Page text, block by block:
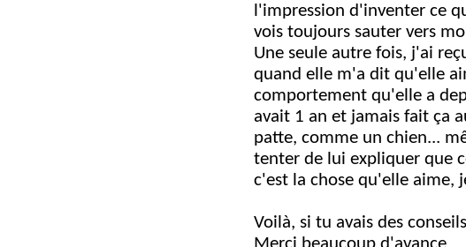
l'impression d'inventer ce
vois toujours sauter vers
Une seule autre fois, j'ai
quand elle m'a dit qu'elle
comportement qu'elle a
avait 1 an et jamais fait ça
patte, comme un chien...
tenter de lui expliquer que
c'est la chose qu'elle aime,
Voilà, si tu avais des